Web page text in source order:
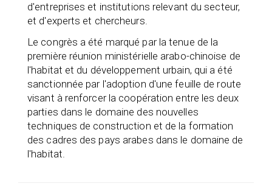
d'entreprises et institutions relevant du secteur,
et d'experts et chercheurs.
Le congrès a été marqué par la tenue de la
première réunion ministérielle arabo-chinoise de
l'habitat et du développement urbain, qui a été
sanctionnée par l'adoption d'une feuille de route
visant à renforcer la coopération entre les deux
parties dans le domaine des nouvelles
techniques de construction et de la formation
des cadres des pays arabes dans le domaine de
l'habitat.